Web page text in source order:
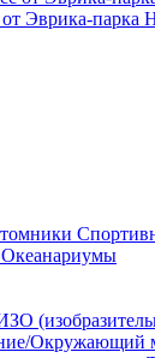
Эврика-парка
Океанариумы
Окружающий